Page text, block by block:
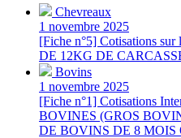
Chevreaux
1 novembre 2025
[Fiche n°5] Cotisations
DE 12KG DE
Bovins
1 novembre 2025
[Fiche n°1] Cotisations
BOVINES (GROS
DE BOVINS DE 8 MOIS